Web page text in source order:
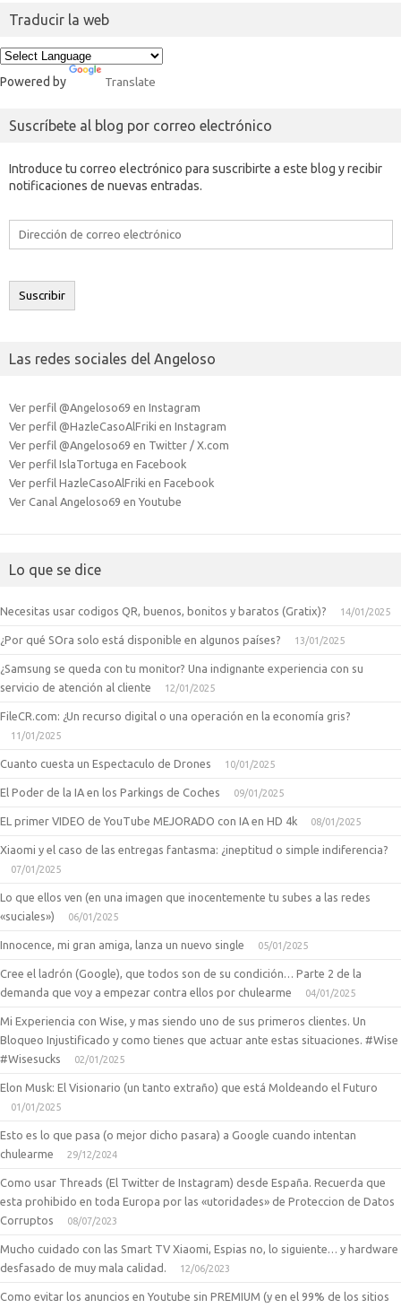
Traducir la web
Powered by Translate
Suscríbete al blog por correo electrónico
Introduce tu correo electrónico para suscribirte a este blog y recibir
notificaciones de nuevas entradas.
Dirección
electrónico
Suscribir
Las redes sociales del Angeloso
Ver perfil @Angeloso69 en Instagram
Ver perfil @HazleCasoAlFriki en Instagram
Ver perfil @Angeloso69 en Twitter / X.com
Ver perfil IslaTortuga en Facebook
Ver perfil HazleCasoAlFriki en Facebook
Ver Canal Angeloso69 en Youtube
Lo que se dice
Necesitas usar codigos QR, buenos, bonitos y baratos (Gratix)? 14/01/2025
¿Por qué SOra solo está disponible en algunos países? 13/01/2025
¿Samsung se queda con tu monitor? Una indignante experiencia con su
servicio de atención al cliente
12/01/2025
FileCR.com: ¿Un recurso digital o una operación en la economía gris?
11/01/2025
Cuanto cuesta un Espectaculo de Drones 10/01/2025
El Poder de la IA en los Parkings de Coches 09/01/2025
EL primer VIDEO de YouTube MEJORADO con IA en HD 4k 08/01/2025
Xiaomi y el caso de las entregas fantasma: ¿ineptitud o simple indiferencia?
07/01/2025
Lo que ellos ven (en una imagen que inocentemente tu subes a las redes
«suciales»)
06/01/2025
Innocence, mi gran amiga, lanza un nuevo single 05/01/2025
Cree el ladrón (Google), que todos son de su condición… Parte 2 de la
demanda que voy a empezar contra ellos por chulearme
04/01/2025
Mi Experiencia con Wise, y mas siendo uno de sus primeros clientes. Un
Bloqueo Injustificado y como tienes que actuar ante estas situaciones. #Wise
#Wisesucks
02/01/2025
Elon Musk: El Visionario (un tanto extraño) que está Moldeando el Futuro
01/01/2025
Esto es lo que pasa (o mejor dicho pasara) a Google cuando intentan
chulearme
29/12/2024
Como usar Threads (El Twitter de Instagram) desde España. Recuerda que
esta prohibido en toda Europa por las «utoridades» de Proteccion de Datos
Corruptos
08/07/2023
Mucho cuidado con las Smart TV Xiaomi, Espias no, lo siguiente… y hardware
desfasado de muy mala calidad.
12/06/2023
Como evitar los anuncios en Youtube sin PREMIUM (y en el 99% de los sitios